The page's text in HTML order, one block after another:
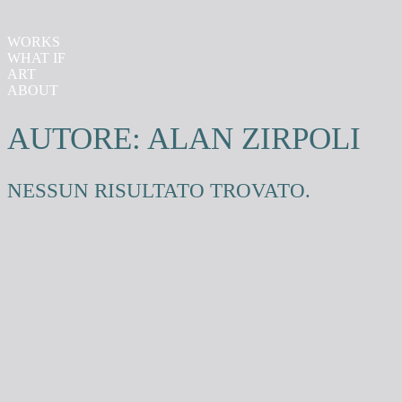
WORKS
WHAT IF
ART
ABOUT
AUTORE: ALAN ZIRPOLI
NESSUN RISULTATO TROVATO.